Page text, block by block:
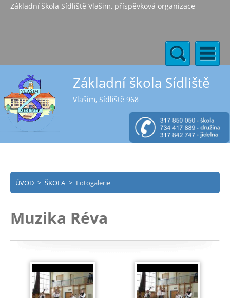
Základní škola Sídliště Vlašim, příspěvková organizace
Základní škola Sídliště
Vlašim, Sídliště 968
ÚVOD > ŠKOLA > Fotogalerie
Muzika Réva